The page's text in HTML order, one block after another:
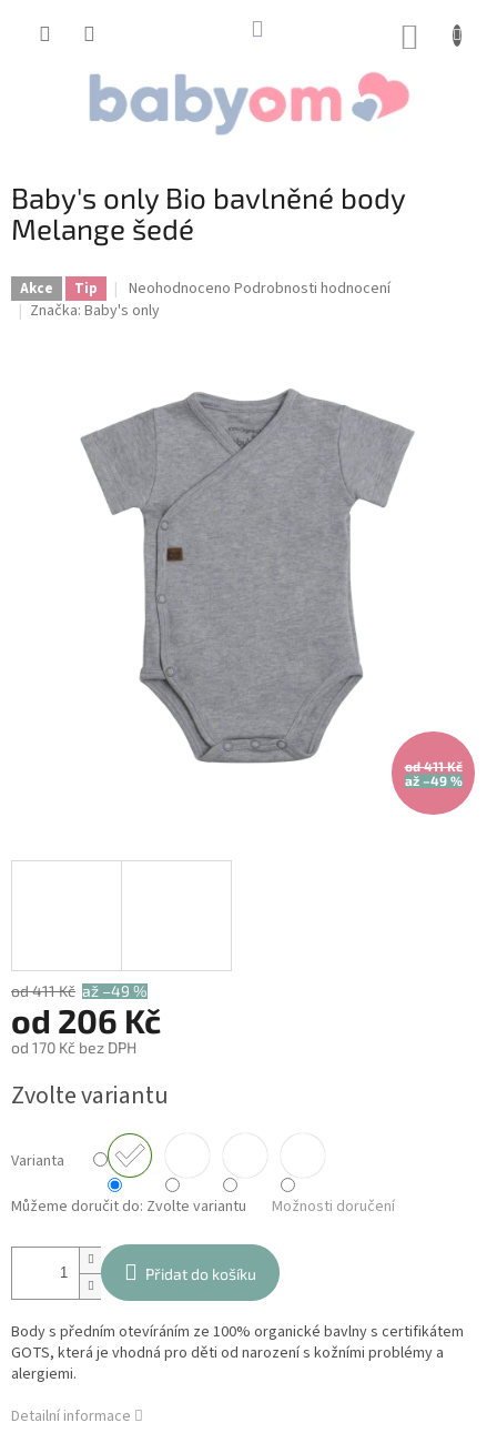
Baby's only Bio bavlněné body
Melange šedé
Akce Tip
Průměrné
hodnocení
5
hvězdiček.
Neohodnoceno Podrobnosti hodnocení
Značka: Baby's only
od 411 Kč
až –49 %
od 411 Kč až –49 %
od 206 Kč
od 170 Kč bez DPH
cena:
Zvolte variantu
Varianta
Můžeme doručit do: Zvolte variantu Možnosti doručení
Přidat do košíku
Body s předním otevíráním ze 100% organické bavlny s certifikátem
GOTS, která je vhodná pro děti od narození s kožními problémy a
alergiemi.
Detailní informace